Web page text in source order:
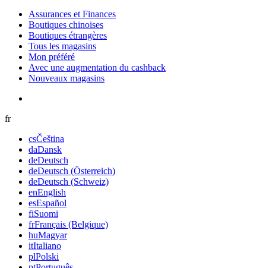
Assurances et Finances
Boutiques chinoises
Boutiques étrangères
Tous les magasins
Mon préféré
Avec une augmentation du cashback
Nouveaux magasins
fr
csČeština
daDansk
deDeutsch
deDeutsch (Österreich)
deDeutsch (Schweiz)
enEnglish
esEspañol
fiSuomi
frFrançais (Belgique)
huMagyar
itItaliano
plPolski